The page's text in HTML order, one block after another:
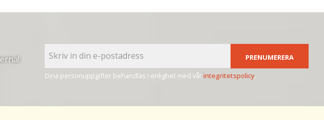
PRENUMERERA
Dina personuppgifter behandlas i enlighet med vårintegritetspolicy.